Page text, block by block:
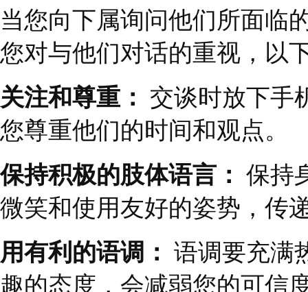
们珍惜你的贡献。如果
建议>>>